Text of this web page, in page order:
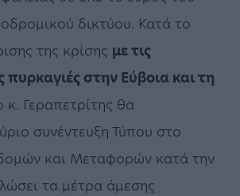
δικτύου. Κατά το
της κρίσης με τις
στην Εύβοια και τη
κ. Γεραπετρίτης θα
συνέντευξη Τύπου στο
και Μεταφορών κατά την
τα μέτρα άμεσης